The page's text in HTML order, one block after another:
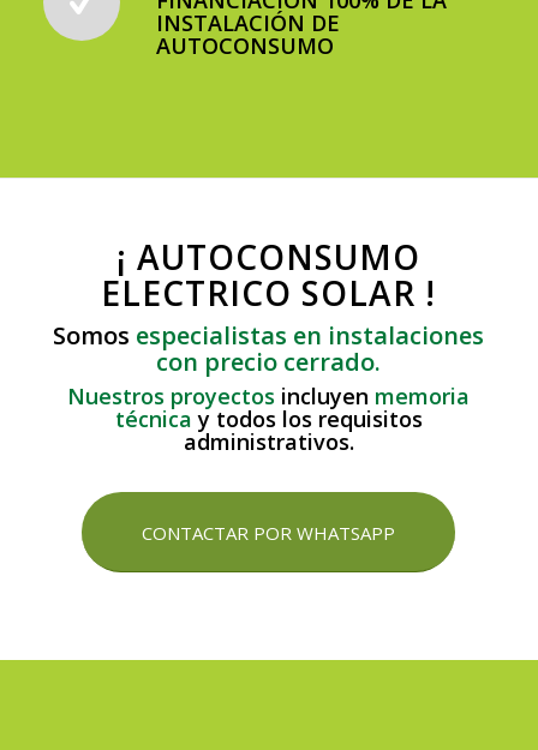
INSTALACIÓN DE
AUTOCONSUMO
¡ AUTOCONSUMO
ELECTRICO SOLAR !
Somos especialistas en instalaciones
con precio cerrado.
Nuestros proyectos incluyen memoria
técnica y todos los requisitos
administrativos.
CONTACTAR POR WHATSAPP